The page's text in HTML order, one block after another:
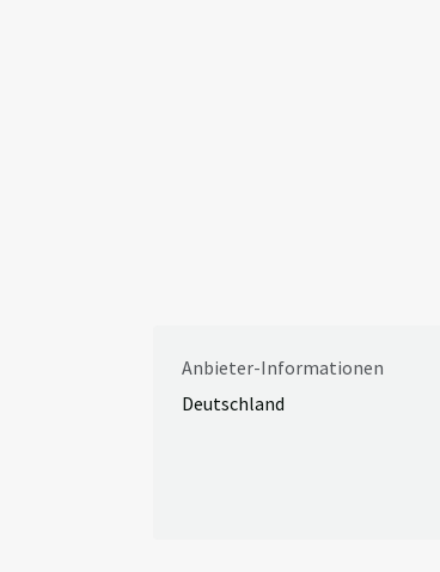
Anbieter-Informationen
Deutschland